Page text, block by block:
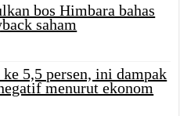
bos Himbara bahas
saham
5,5 persen, ini dampak
menurut ekonom